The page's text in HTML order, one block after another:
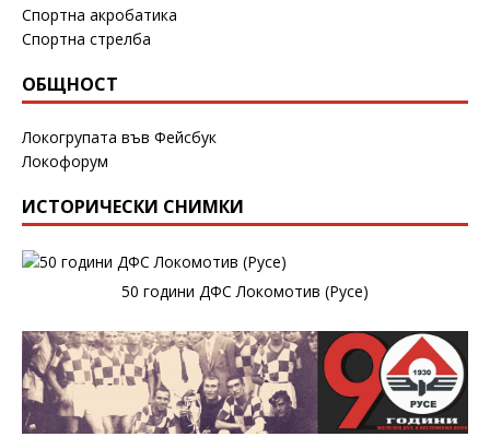
Спортна акробатика
Спортна стрелба
ОБЩНОСТ
Локогрупата във Фейсбук
Локофорум
ИСТОРИЧЕСКИ СНИМКИ
50 години ДФС Локомотив (Русе)